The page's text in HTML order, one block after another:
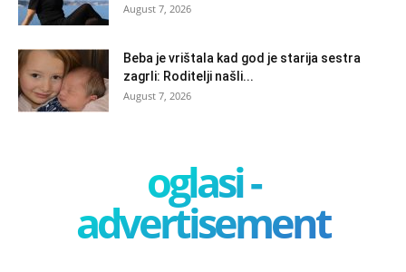
August 7, 2026
Beba je vrištala kad god je starija sestra
zagrli: Roditelji našli...
August 7, 2026
oglasi -
advertisement